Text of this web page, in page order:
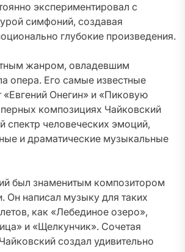
экспериментировал с
симфоний, создавая
глубокие произведения.
жанром, овладевшим
опера. Его самые известные
Онегин» и «Пиковую
композициях Чайковский
спектр человеческих эмоций,
и драматические музыкальные
был знаменитым композитором
Он написал музыку для таких
как «Лебединое озеро»,
и «Щелкунчик». Сочетая
создал удивительно